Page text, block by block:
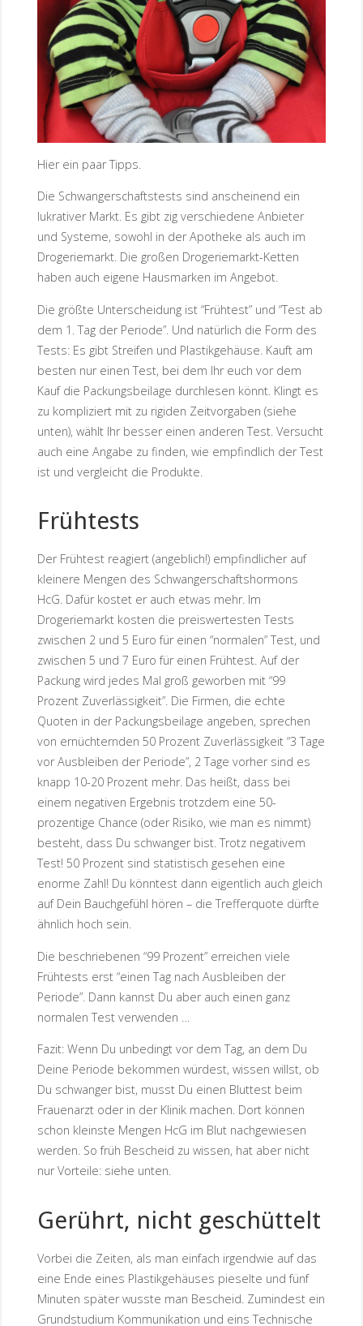
Hier ein paar Tipps.
Die Schwangerschaftstests sind anscheinend ein
lukrativer Markt. Es gibt zig verschiedene Anbieter
und Systeme, sowohl in der Apotheke als auch im
Drogeriemarkt. Die großen Drogeriemarkt-Ketten
haben auch eigene Hausmarken im Angebot.
Die größte Unterscheidung ist “Frühtest” und “Test ab
dem 1. Tag der Periode”. Und natürlich die Form des
Tests: Es gibt Streifen und Plastikgehäuse. Kauft am
besten nur einen Test, bei dem Ihr euch vor dem
Kauf die Packungsbeilage durchlesen könnt. Klingt es
zu kompliziert mit zu rigiden Zeitvorgaben (siehe
unten), wählt Ihr besser einen anderen Test. Versucht
auch eine Angabe zu finden, wie empfindlich der Test
ist und vergleicht die Produkte.
Frühtests
Der Frühtest reagiert (angeblich!) empfindlicher auf
kleinere Mengen des Schwangerschaftshormons
HcG. Dafür kostet er auch etwas mehr. Im
Drogeriemarkt kosten die preiswertesten Tests
zwischen 2 und 5 Euro für einen “normalen” Test, und
zwischen 5 und 7 Euro für einen Frühtest. Auf der
Packung wird jedes Mal groß geworben mit “99
Prozent Zuverlässigkeit”. Die Firmen, die echte
Quoten in der Packungsbeilage angeben, sprechen
von ernüchternden 50 Prozent Zuverlässigkeit “3 Tage
vor Ausbleiben der Periode”, 2 Tage vorher sind es
knapp 10-20 Prozent mehr. Das heißt, dass bei
einem negativen Ergebnis trotzdem eine 50-
prozentige Chance (oder Risiko, wie man es nimmt)
besteht, dass Du schwanger bist. Trotz negativem
Test! 50 Prozent sind statistisch gesehen eine
enorme Zahl! Du könntest dann eigentlich auch gleich
auf Dein Bauchgefühl hören – die Trefferquote dürfte
ähnlich hoch sein.
Die beschriebenen “99 Prozent” erreichen viele
Frühtests erst “einen Tag nach Ausbleiben der
Periode”. Dann kannst Du aber auch einen ganz
normalen Test verwenden …
Fazit: Wenn Du unbedingt vor dem Tag, an dem Du
Deine Periode bekommen würdest, wissen willst, ob
Du schwanger bist, musst Du einen Bluttest beim
Frauenarzt oder in der Klinik machen. Dort können
schon kleinste Mengen HcG im Blut nachgewiesen
werden. So früh Bescheid zu wissen, hat aber nicht
nur Vorteile: siehe unten.
Gerührt, nicht geschüttelt
Vorbei die Zeiten, als man einfach irgendwie auf das
eine Ende eines Plastikgehäuses pieselte und fünf
Minuten später wusste man Bescheid. Zumindest ein
Grundstudium Kommunikation und eins Technische